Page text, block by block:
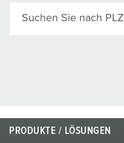
Suchen Sie nach PLZ
PRODUKTE / LÖSUNGEN